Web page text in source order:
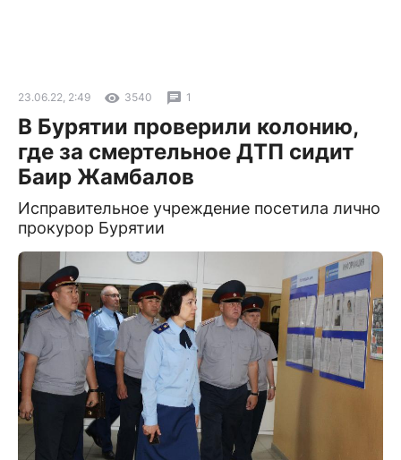
23.06.22, 2:49 3540 1
В Бурятии проверили колонию,
где за смертельное ДТП сидит
Баир Жамбалов
Исправительное учреждение посетила лично
прокурор Бурятии